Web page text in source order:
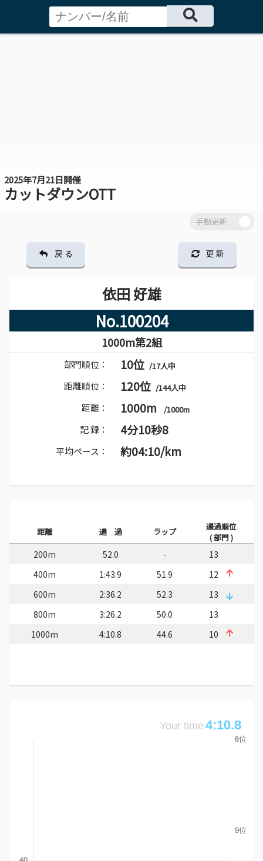
2025年7月21日開催
カットダウンOTT
戻 る 更 新
依田 好雄
No.100204
1000m第2組
部門順位： 10位 /17人中
距離順位： 120位 /144人中
距離： 1000m /1000m
記 録： 4分10秒8
平均ペース： 約04:10/km
距離 通 過 ラップ
通過順位
( 部門 )
200m 52.0 -
13
400m
1:43.9 51.9
12
600m
2:36.2 52.3
13
800m
3:26.2 50.0
13
1000m
4:10.8 44.6 10
Your time 4:10.8